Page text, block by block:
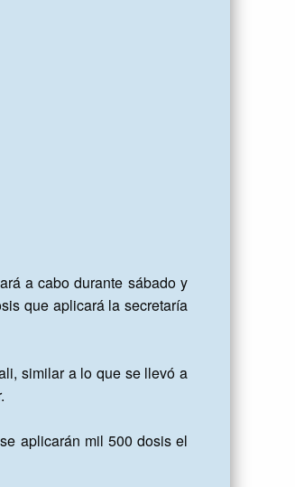
a cabo durante sábado y
que aplicará la secretaría
similar a lo que se llevó a
aplicarán mil 500 dosis el